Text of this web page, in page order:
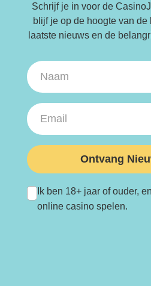
Schrijf je in voor de
blijf je op de hoogte van
laatste nieuws en de
Ik ben 18+ jaar of ouder,
online casino spelen.
Ontvang